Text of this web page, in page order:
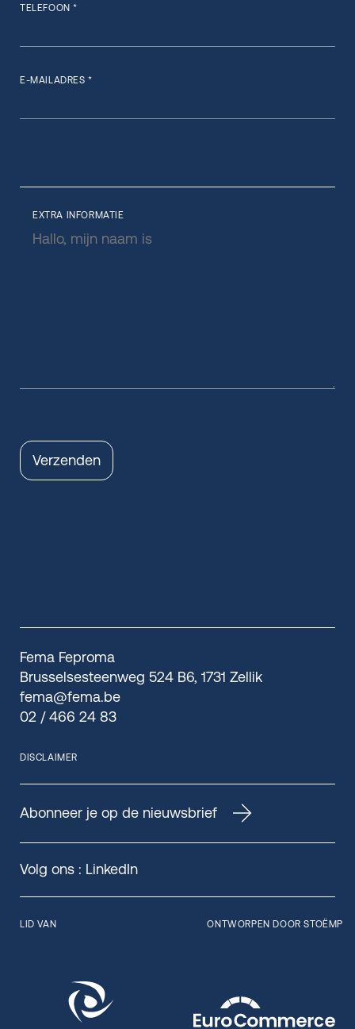
TELEFOON *
E-MAILADRES *
EXTRA INFORMATIE
Verzenden
Fema Feproma
Brusselsesteenweg 524 B6, 1731 Zellik
fema@fema.be
02 / 466 24 83
DISCLAIMER
Abonneer je op de nieuwsbrief
Volg ons : LinkedIn
LID VAN ONTWORPEN DOOR STOËMP